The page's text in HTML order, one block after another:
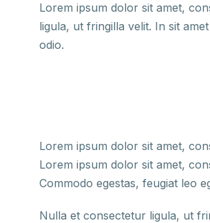
Lorem ipsum dolor sit amet,
ligula, ut fringilla velit. In sit
odio.
Lorem ipsum dolor sit amet,
Lorem ipsum dolor sit amet,
Commodo egestas, feugiat leo
Nulla et consectetur ligula, ut